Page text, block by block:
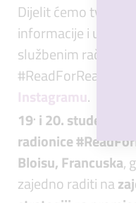
Dijelit ćemo tvoje
informacije i
službenim računima
#ReadForReal na
Instagramu.
19. i 20. studenoga
radionice
Bloisu, Francuska,
zajedno raditi na